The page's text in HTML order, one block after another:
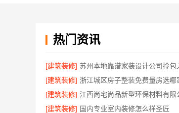
热门资讯
[建筑装修]
[建筑装修]
[建筑装修]
[建筑装修] 国内专业室内装修怎么样圣匠